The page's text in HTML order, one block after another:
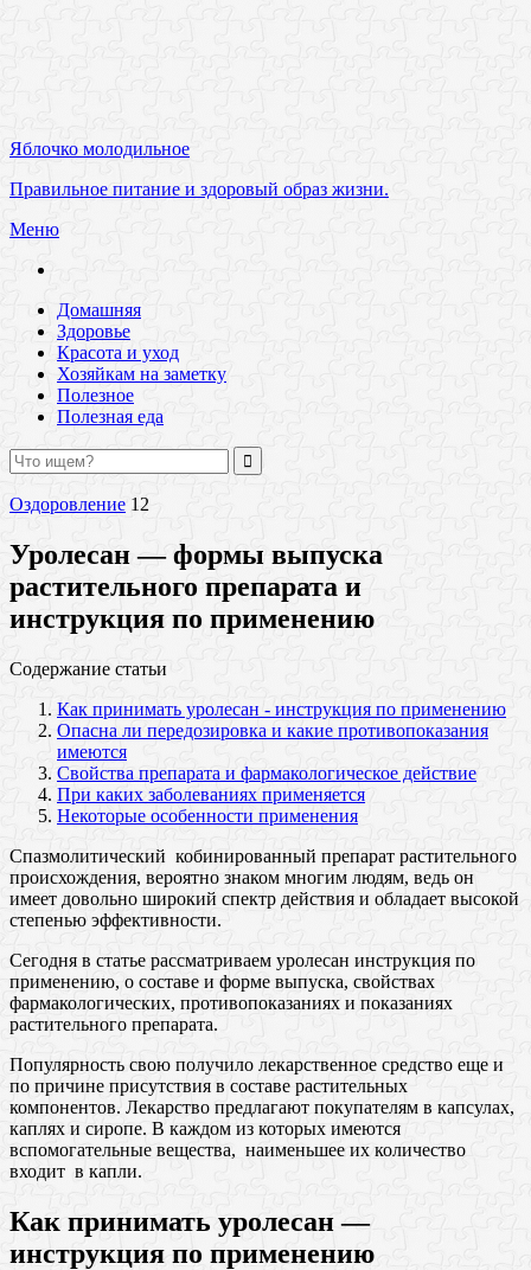
Яблочко молодильное
Правильное питание и здоровый образ жизни.
Меню
Домашняя
Здоровье
Красота и уход
Хозяйкам на заметку
Полезное
Полезная еда
Оздоровление 12
Уролесан — формы выпуска
растительного препарата и
инструкция по применению
Содержание статьи
Как принимать уролесан - инструкция по применению
Опасна ли передозировка и какие противопоказания
имеются
Свойства препарата и фармакологическое действие
При каких заболеваниях применяется
Некоторые особенности применения
Спазмолитический кобинированный препарат растительного
происхождения, вероятно знаком многим людям, ведь он
имеет довольно широкий спектр действия и обладает высокой
степенью эффективности.
Сегодня в статье рассматриваем уролесан инструкция по
применению, о составе и форме выпуска, свойствах
фармакологических, противопоказаниях и показаниях
растительного препарата.
Популярность свою получило лекарственное средство еще и
по причине присутствия в составе растительных
компонентов. Лекарство предлагают покупателям в капсулах,
каплях и сиропе. В каждом из которых имеются
вспомогательные вещества, наименьшее их количество
входит в капли.
Как принимать уролесан —
инструкция по применению